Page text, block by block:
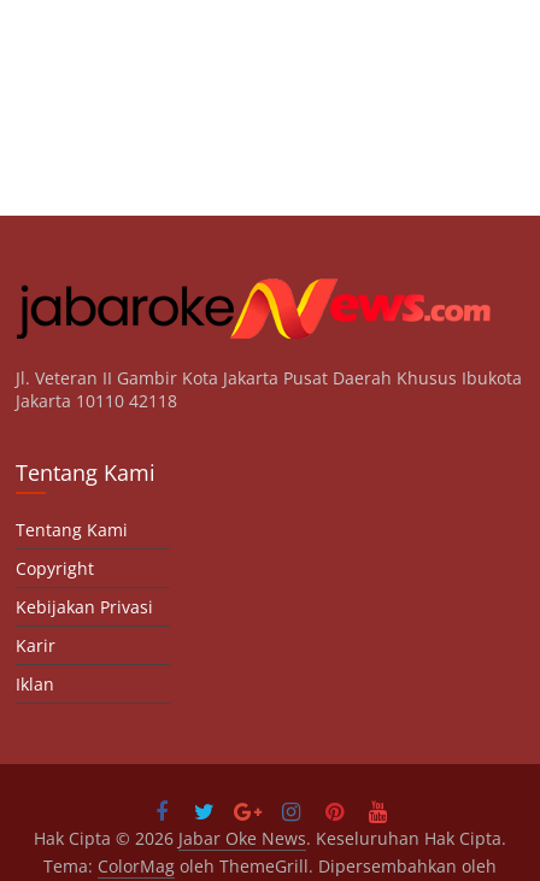
Jl. Veteran II Gambir Kota Jakarta Pusat Daerah Khusus Ibukota
Jakarta 10110 42118
Tentang Kami
Tentang Kami
Copyright
Kebijakan Privasi
Karir
Iklan
Hak Cipta © 2026 Jabar Oke News. Keseluruhan Hak Cipta.
Tema: ColorMagoleh ThemeGrill. Dipersembahkan oleh